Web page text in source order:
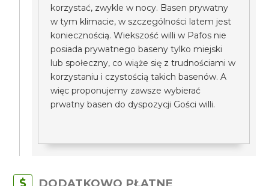
korzystać, zwykle w nocy. Basen prywatny
w tym klimacie, w szczególności latem jest
koniecznością. Wiekszość willi w Pafos nie
posiada prywatnego baseny tylko miejski
lub społeczny, co wiąże się z trudnościami w
korzystaniu i czystością takich basenów. A
więc proponujemy zawsze wybierać
prwatny basen do dyspozycji Gości willi.